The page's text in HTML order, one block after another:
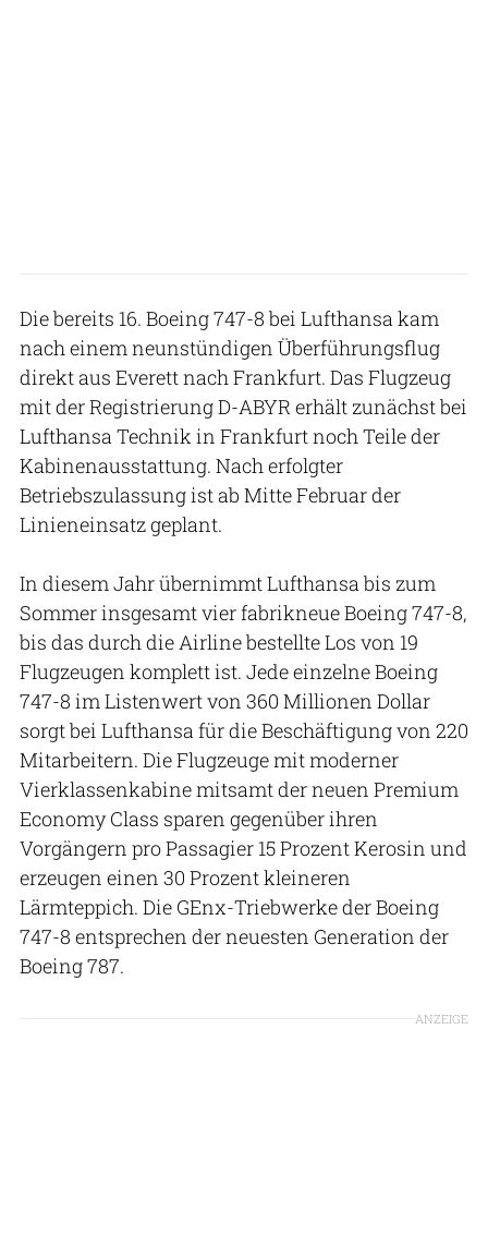
Die bereits 16. Boeing 747-8 bei Lufthansa kam
nach einem neunstündigen Überführungsflug
direkt aus Everett nach Frankfurt. Das Flugzeug
mit der Registrierung D-ABYR erhält zunächst bei
Lufthansa Technik in Frankfurt noch Teile der
Kabinenausstattung. Nach erfolgter
Betriebszulassung ist ab Mitte Februar der
Linieneinsatz geplant.
In diesem Jahr übernimmt Lufthansa bis zum
Sommer insgesamt vier fabrikneue Boeing 747-8,
bis das durch die Airline bestellte Los von 19
Flugzeugen komplett ist. Jede einzelne Boeing
747-8 im Listenwert von 360 Millionen Dollar
sorgt bei Lufthansa für die Beschäftigung von 220
Mitarbeitern. Die Flugzeuge mit moderner
Vierklassenkabine mitsamt der neuen Premium
Economy Class sparen gegenüber ihren
Vorgängern pro Passagier 15 Prozent Kerosin und
erzeugen einen 30 Prozent kleineren
Lärmteppich. Die GEnx-Triebwerke der Boeing
747-8 entsprechen der neuesten Generation der
Boeing 787.
ANZEIGE